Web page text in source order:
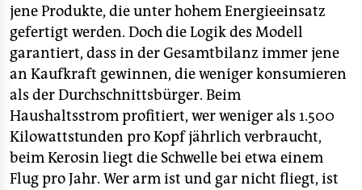
jene Produkte, die unter hohem Energieeinsatz
gefertigt werden. Doch die Logik des Modell
garantiert, dass in der Gesamtbilanz immer jene
an Kaufkraft gewinnen, die weniger konsumieren
als der Durchschnittsbürger. Beim
Haushaltsstrom profitiert, wer weniger als 1.500
Kilowattstunden pro Kopf jährlich verbraucht,
beim Kerosin liegt die Schwelle bei etwa einem
Flug pro Jahr. Wer arm ist und gar nicht fliegt, ist